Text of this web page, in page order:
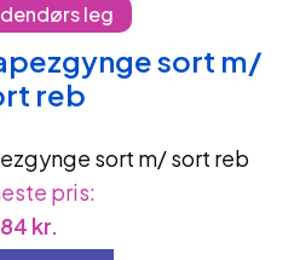
leg
sort m/
reb
pris:
84 kr.